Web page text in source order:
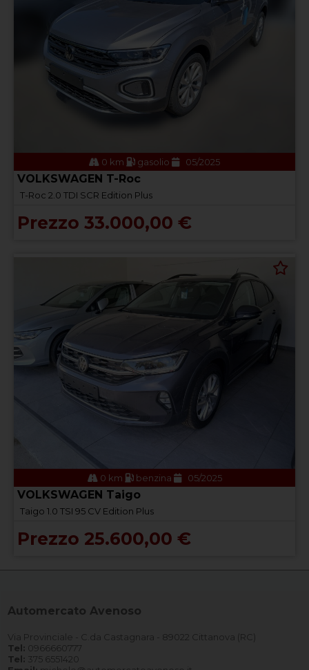
0 km gasolio 05/2025
VOLKSWAGEN T-Roc
T-Roc 2.0 TDI SCR Edition Plus
Prezzo 33.000,00 €
0 km benzina 05/2025
VOLKSWAGEN Taigo
Taigo 1.0 TSI 95 CV Edition Plus
Prezzo 25.600,00 €
Automercato Avenoso
Via Provinciale - C.da Castagnara - 89022 Cittanova (RC)
Tel: 0966660777
Tel: 375 6551420